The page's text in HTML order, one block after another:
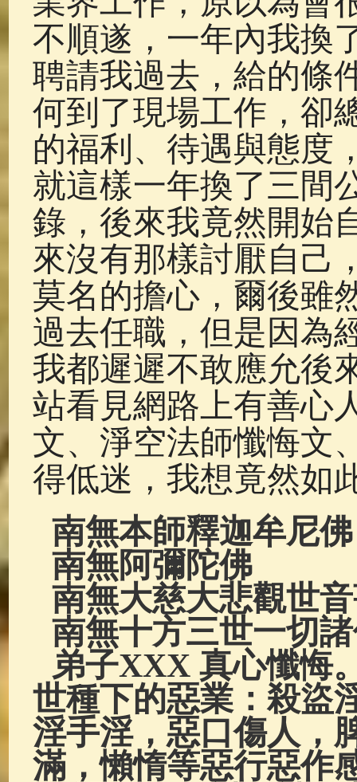
不順遂，一年內我換
聘請我過去，給的條
何到了現場工作，卻
的福利、待遇與態度
就這樣一年換了三間
錄，後來我竟然開始
來沒有那樣討厭自己
莫名的擔心，爾後雖
過去任職，但是因為
我都遲遲不敢應允後
站看見網路上有善心
文、淨空法師懺悔文
得低迷，我想竟然如
南無本師釋迦牟尼佛
南無阿彌陀佛
南無大慈大悲觀世
南無十方三世一切
弟子XXX 真心懺悔
世種下的惡業：殺盜
淫手淫，惡口傷人，
滿，懶惰等惡行惡作